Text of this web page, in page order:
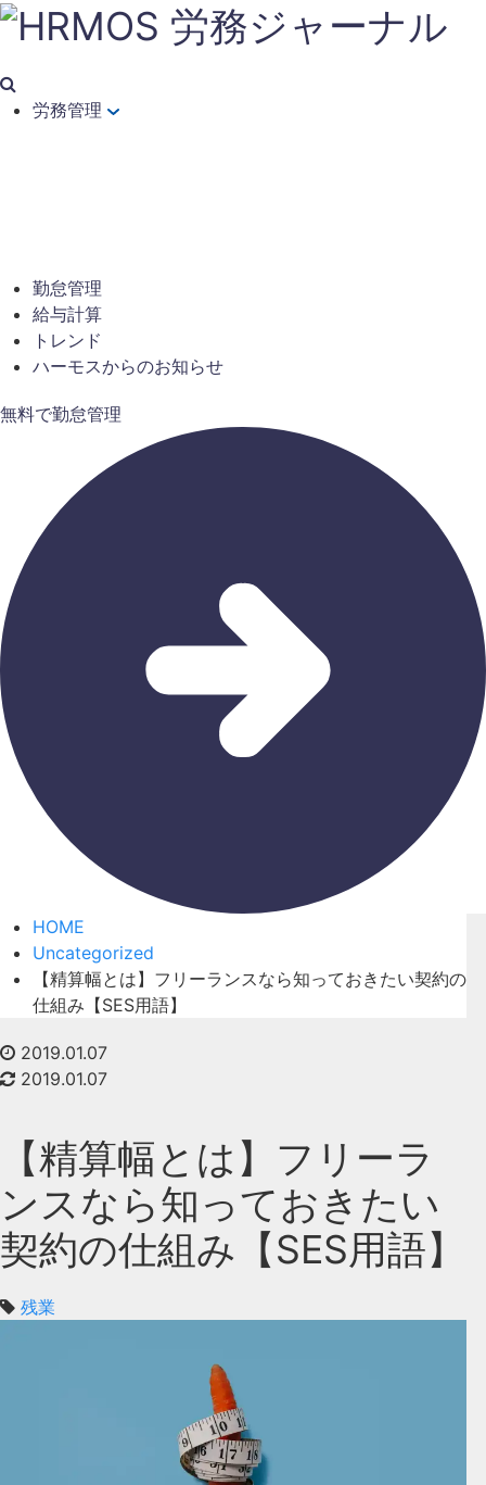
労務管理
勤怠管理
給与計算
トレンド
ハーモスからのお知らせ
無料で勤怠管理
HOME
Uncategorized
【精算幅とは】フリーランスなら知っておきたい契約の
仕組み【SES用語】
2019.01.07
2019.01.07
【精算幅とは】フリーラ
ンスなら知っておきたい
契約の仕組み【SES用語】
残業